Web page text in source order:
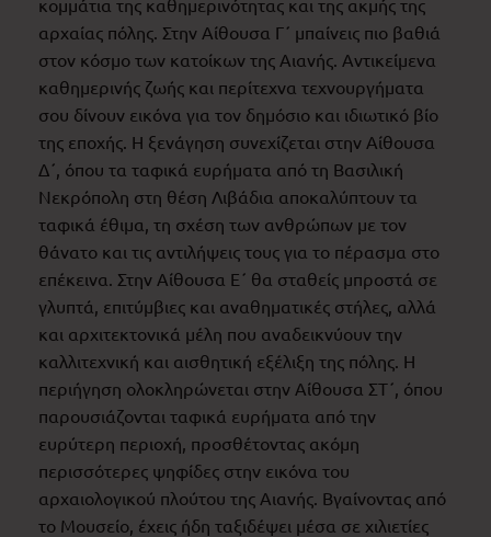
κομμάτια της καθημερινότητας και της ακμής της
αρχαίας πόλης. Στην Αίθουσα Γ΄ μπαίνεις πιο βαθιά
στον κόσμο των κατοίκων της Αιανής. Αντικείμενα
καθημερινής ζωής και περίτεχνα τεχνουργήματα
σου δίνουν εικόνα για τον δημόσιο και ιδιωτικό βίο
της εποχής. Η ξενάγηση συνεχίζεται στην Αίθουσα
Δ΄, όπου τα ταφικά ευρήματα από τη Βασιλική
Νεκρόπολη στη θέση Λιβάδια αποκαλύπτουν τα
ταφικά έθιμα, τη σχέση των ανθρώπων με τον
θάνατο και τις αντιλήψεις τους για το πέρασμα στο
επέκεινα. Στην Αίθουσα Ε΄ θα σταθείς μπροστά σε
γλυπτά, επιτύμβιες και αναθηματικές στήλες, αλλά
και αρχιτεκτονικά μέλη που αναδεικνύουν την
καλλιτεχνική και αισθητική εξέλιξη της πόλης. Η
περιήγηση ολοκληρώνεται στην Αίθουσα ΣΤ΄, όπου
παρουσιάζονται ταφικά ευρήματα από την
ευρύτερη περιοχή, προσθέτοντας ακόμη
περισσότερες ψηφίδες στην εικόνα του
αρχαιολογικού πλούτου της Αιανής. Βγαίνοντας από
το Μουσείο, έχεις ήδη ταξιδέψει μέσα σε χιλιετίες